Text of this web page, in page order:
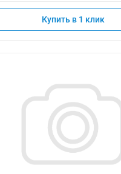
Купить в 1 клик